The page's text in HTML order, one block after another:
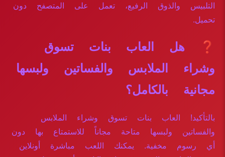
التلبيس والذوق الرفيع، تعمل على المتصفح دون
تحميل.
❓ هل العاب بنات تسوق
وشراء الملابس والفساتين ولبسها
مجانية بالكامل؟
بالتأكيد! العاب بنات تسوق وشراء الملابس
والفساتين ولبسها متاحة مجاناً للاستمتاع بها دون
أي رسوم مخفية. يمكنك اللعب مباشرة أونلاين